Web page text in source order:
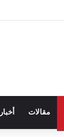
مقالات أخبار